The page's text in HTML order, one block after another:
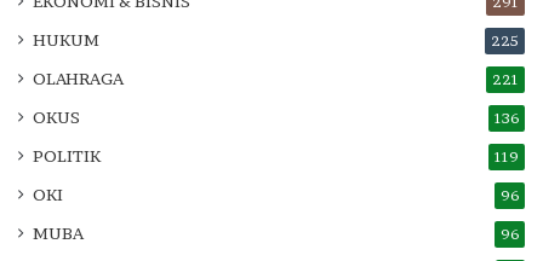
HUKUM 225
OLAHRAGA 221
OKUS 136
POLITIK 119
OKI 96
MUBA 96